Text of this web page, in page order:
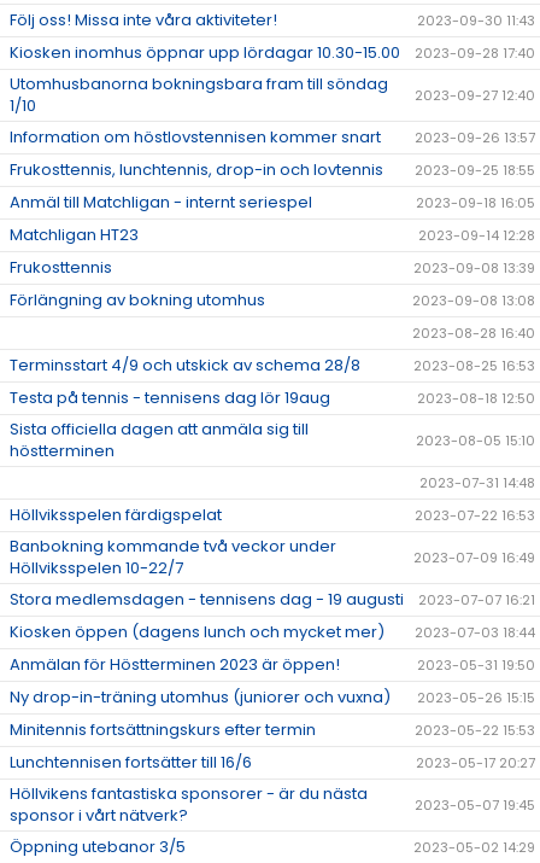
Följ oss! Missa inte våra aktiviteter! 2023-09-30 11:43
Kiosken inomhus öppnar upp lördagar 10.30-15.00 2023-09-28 17:40
Utomhusbanorna bokningsbara fram till söndag
1/10
2023-09-27 12:40
Information om höstlovstennisen kommer snart 2023-09-26 13:57
Frukosttennis, lunchtennis, drop-in och lovtennis 2023-09-25 18:55
Anmäl till Matchligan - internt seriespel 2023-09-18 16:05
Matchligan HT23 2023-09-14 12:28
Frukosttennis 2023-09-08 13:39
Förlängning av bokning utomhus
2023-09-08 13:08
2023-08-28 16:40
Terminsstart 4/9 och utskick av schema 28/8 2023-08-25 16:53
Testa på tennis - tennisens dag lör 19aug 2023-08-18 12:50
Sista officiella dagen att anmäla sig till
höstterminen
2023-08-05 15:10
2023-07-31 14:48
Höllviksspelen färdigspelat 2023-07-22 16:53
Banbokning kommande två veckor under
Höllviksspelen 10-22/7
2023-07-09 16:49
Stora medlemsdagen - tennisens dag - 19 augusti 2023-07-07 16:21
Kiosken öppen (dagens lunch och mycket mer) 2023-07-03 18:44
Anmälan för Höstterminen 2023 är öppen! 2023-05-31 19:50
Ny drop-in-träning utomhus (juniorer och vuxna) 2023-05-26 15:15
Minitennis fortsättningskurs efter termin 2023-05-22 15:53
Lunchtennisen fortsätter till 16/6 2023-05-17 20:27
Höllvikens fantastiska sponsorer - är du nästa
sponsor i vårt nätverk?
2023-05-07 19:45
Öppning utebanor 3/5 2023-05-02 14:29